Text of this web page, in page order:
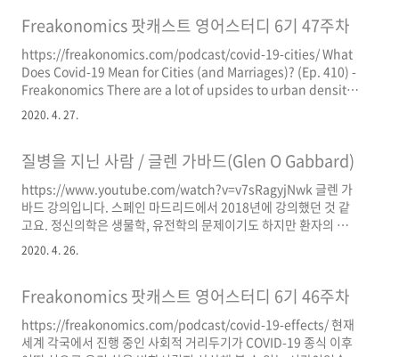
로 돈을 써야 하는 시기로 여겨지고요. 다만 팬데믹이 한창인 4월 초
니다. 또한 소상공인(?)에게 돈을 주는 것이 과연 기대효과를 낼 수
있을 것인가에 대해 Romer 같은 인물이 Hubbard나 Cohn에 비
해 조금 더 냉철한 시각을 보인 것 ..
Freakonomics 팟캐스트 영어스터디 6기 47주차
https://freakonomics.com/podcast/covid-19-cities/ What
Does Covid-19 Mean for Cities (and Marriages)? (Ep. 410) -
Freakonomics There are a lot of upsides to urban density
— but viral contagion is not one of them. Also: a
nationwide lockdown will show if familiarity really breeds
freakonomics.com 이번 에피소드에서 GLAESER 얘기 중에 그
2020. 4. 27.
질병을 지닌 사람 / 글렌 가바드(Glen O Gabbard)
https://www.youtube.com/watch?v=v7sRagyjNwk 글렌 가
바드 강의입니다. 스페인 마드리드에서 2018년에 강의했던 것 같
고요. 정신의학은 생물학, 유전학의 문제이기도 하지만 환자의 주관
적 경험의 문제이기도 하다는 것, 후자를 이해하는 것이 중요하다는
점을 강조합니다. 이를 위해 Self의 복합적인 차원을 얘기하기도 하
험 간의 괴리를 좁히는 것이 심리치료자가 해야 할 일이라고 말하는
만 다른 사람들이 명백히 보는 것을 스스로도 못 볼 때가 있다는 것
을 고려하면 치료 장면에서 '의식되지 못 한 나'를 알아차려 나가는
2020. 4. 26.
Freakonomics 팟캐스트 영어스터디 6기 46주차
https://freakonomics.com/podcast/covid-19-effects/ 현재
세계 각국에서 진행 중인 사회적 거리두기가 COVID-19 종식 이후